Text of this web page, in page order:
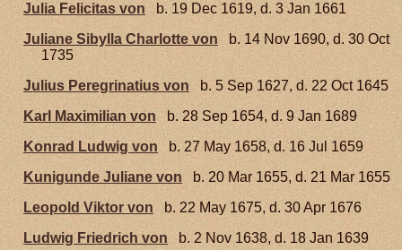
Julia Felicitas von
b. 19 Dec 1619, d. 3 Jan 1661
Juliane Sibylla Charlotte von
b. 14 Nov 1690, d. 30 Oct
1735
Julius Peregrinatius von
b. 5 Sep 1627, d. 22 Oct 1645
Karl Maximilian von
b. 28 Sep 1654, d. 9 Jan 1689
Konrad Ludwig von
b. 27 May 1658, d. 16 Jul 1659
Kunigunde Juliane von
b. 20 Mar 1655, d. 21 Mar 1655
Leopold Viktor von
b. 22 May 1675, d. 30 Apr 1676
Ludwig Friedrich von
b. 2 Nov 1638, d. 18 Jan 1639